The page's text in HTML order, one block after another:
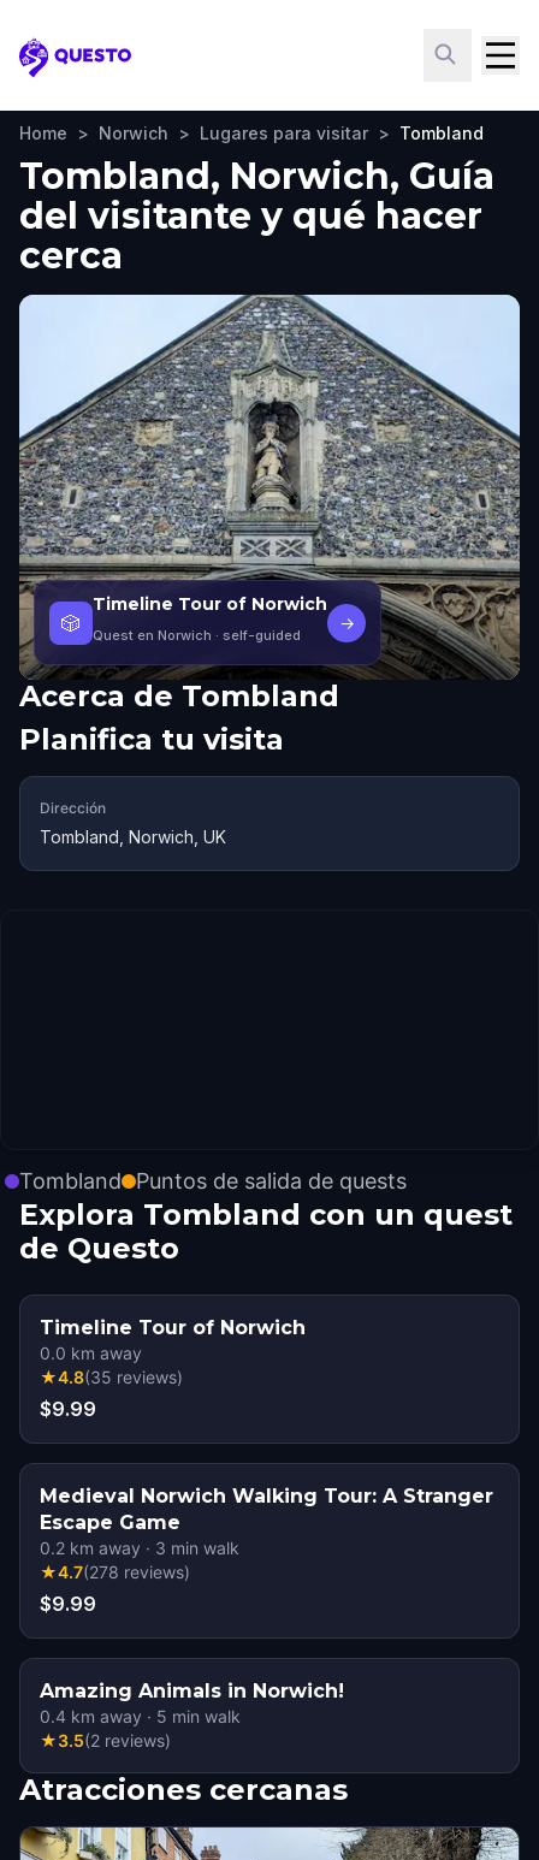
Questo
Home > Norwich > Lugares para visitar > Tombland
Tombland, Norwich, Guía
del visitante y qué hacer
cerca
🎲
Timeline Tour of Norwich
Quest en Norwich · self-guided
→
Acerca de Tombland
Planifica tu visita
Dirección
Tombland, Norwich, UK
Tombland Puntos de salida de quests
Explora Tombland con un quest
de Questo
Timeline Tour of Norwich
0.0 km away
★4.8(35 reviews)
$9.99
Medieval Norwich Walking Tour: A Stranger
Escape Game
0.2 km away · 3 min walk
★4.7(278 reviews)
$9.99
Amazing Animals in Norwich!
0.4 km away · 5 min walk
★3.5(2 reviews)
Atracciones cercanas